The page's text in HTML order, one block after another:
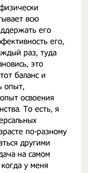
всю
его
его,
раз, туда
это
баланс и
опыт,
освоения
То есть, я
по-разному
другими
на самом
у меня